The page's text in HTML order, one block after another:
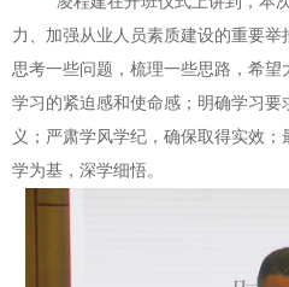
力、加强从业人员素质建设的重要举
思考一些问题，梳理一些思路，希望
学习的紧迫感和使命感；明确学习
义；严肃学风学纪，确保取得实效
学为基，深学细悟。